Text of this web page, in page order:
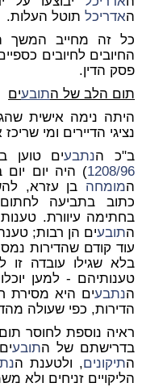
האדריכלתוטל העלות.
כל זה מחייב המשך
החיובים לחיובים
פסק הדין.
תום הלב של התובעים
היתה נימה אישית
נציגי הדיירים ומי
ב"כ הנתבעים טוען
1208/96) היה יום
המומחה בן עזרא,
כתוב בתביעה
בחתימה עיוורת.
התובעים הן רבות;
עוד קודם שהדירות
בלא שגילו עובדה זו
טענותיהם - למען
הנתבעים היא מסירת
הדירות, כפי שעולה
ראיה נוספת לחוסר
בדרישתם של התובע
התיקונים, ולטענת ה
הליקויים זניחים ולא